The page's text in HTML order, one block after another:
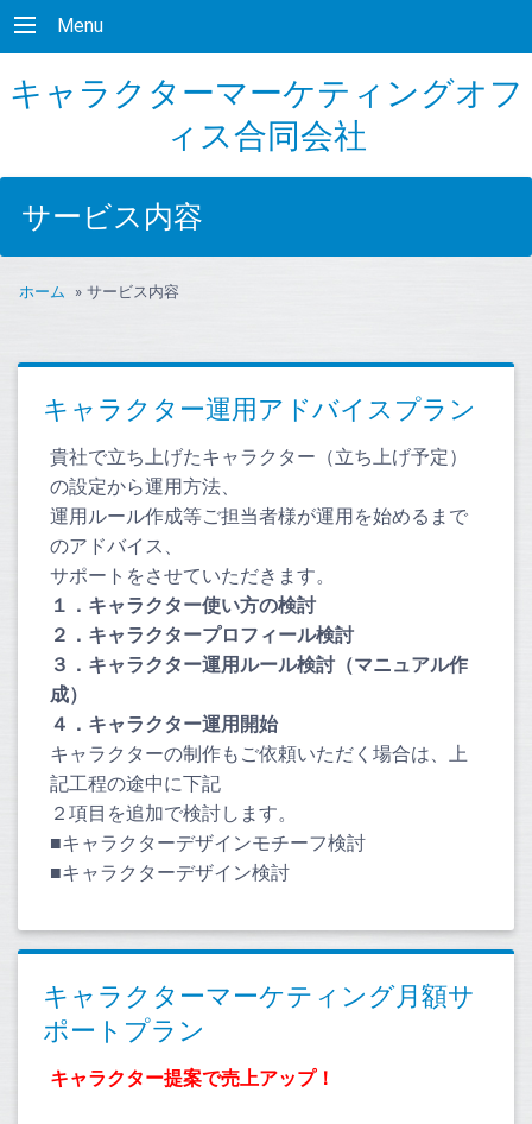
Menu
キャラクターマーケティングオフ
ィス合同会社
サービス内容
ホーム » サービス内容
キャラクター運用アドバイスプラン
貴社で立ち上げたキャラクター（立ち上げ予定）
の設定から運用方法、
運用ルール作成等ご担当者様が運用を始めるまで
のアドバイス、
サポートをさせていただきます。
１．キャラクター使い方の検討
２．キャラクタープロフィール検討
３．キャラクター運用ルール検討（マニュアル作
成）
４．キャラクター運用開始
キャラクターの制作もご依頼いただく場合は、上
記工程の途中に下記
２項目を追加で検討します。
■キャラクターデザインモチーフ検討
■キャラクターデザイン検討
キャラクターマーケティング月額サ
ポートプラン
キャラクター提案で売上アップ！